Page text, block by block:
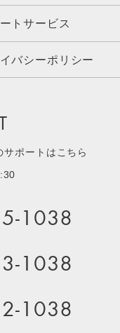
トサービス
バシーポリシー
ポートはこちら
1038
1038
1038